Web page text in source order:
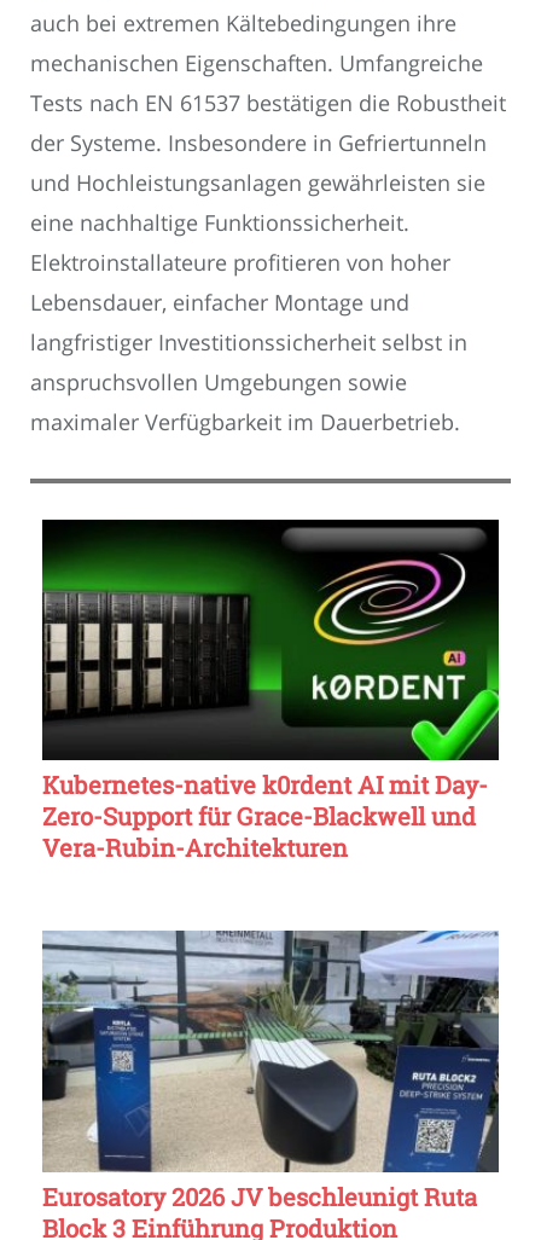
auch bei extremen Kältebedingungen ihre
mechanischen Eigenschaften. Umfangreiche
Tests nach EN 61537 bestätigen die Robustheit
der Systeme. Insbesondere in Gefriertunneln
und Hochleistungsanlagen gewährleisten sie
eine nachhaltige Funktionssicherheit.
Elektroinstallateure profitieren von hoher
Lebensdauer, einfacher Montage und
langfristiger Investitionssicherheit selbst in
anspruchsvollen Umgebungen sowie
maximaler Verfügbarkeit im Dauerbetrieb.
Kubernetes-native k0rdent AI mit Day-
Zero-Support für Grace-Blackwell und
Vera-Rubin-Architekturen
Eurosatory 2026 JV beschleunigt Ruta
Block 3 Einführung Produktion